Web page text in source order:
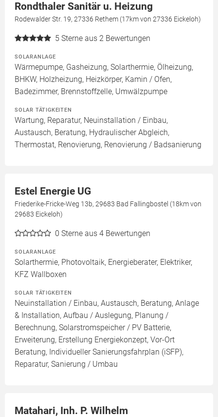
Rondthaler Sanitär u. Heizung
Rodewalder Str. 19, 27336 Rethem (17km von 27336 Eickeloh)
5 Sterne aus 2 Bewertungen
SOLARANLAGE
Wärmepumpe, Gasheizung, Solarthermie, Ölheizung,
BHKW, Holzheizung, Heizkörper, Kamin / Ofen,
Badezimmer, Brennstoffzelle, Umwälzpumpe
SOLAR TÄTIGKEITEN
Wartung, Reparatur, Neuinstallation / Einbau,
Austausch, Beratung, Hydraulischer Abgleich,
Thermostat, Renovierung, Renovierung / Badsanierung
Estel Energie UG
Friederike-Fricke-Weg 13b, 29683 Bad Fallingbostel (18km von
29683 Eickeloh)
0 Sterne aus 4 Bewertungen
SOLARANLAGE
Solarthermie, Photovoltaik, Energieberater, Elektriker,
KFZ Wallboxen
SOLAR TÄTIGKEITEN
Neuinstallation / Einbau, Austausch, Beratung, Anlage
& Installation, Aufbau / Auslegung, Planung /
Berechnung, Solarstromspeicher / PV Batterie,
Erweiterung, Erstellung Energiekonzept, Vor-Ort
Beratung, Individueller Sanierungsfahrplan (iSFP),
Reparatur, Sanierung / Umbau
Matahari, Inh. P. Wilhelm